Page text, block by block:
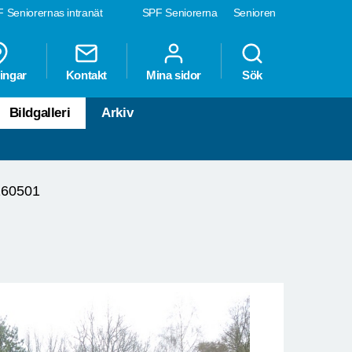
SPF Seniorerna Senioren
Seniorernas intranät
Kontakt Mina sidor Sök
Bildgalleri Arkiv